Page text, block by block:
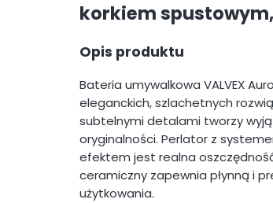
korkiem spustowym,
Opis produktu
Bateria umywalkowa VALVEX
eleganckich, szlachetnych
subtelnymi detalami tworzy
oryginalności. Perlator z
efektem jest realna
ceramiczny zapewnia płynną i
użytkowania.